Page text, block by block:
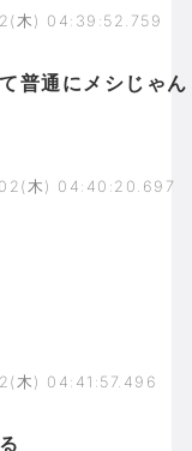
木) 04:39:52.759
普通にメシじゃん
木) 04:40:20.697
木) 04:41:57.496